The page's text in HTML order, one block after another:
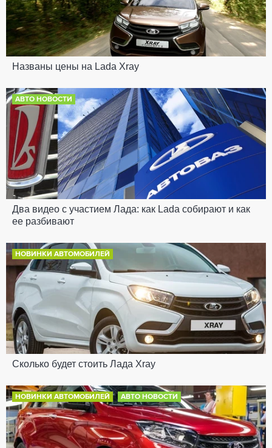
Названы цены на Lada Xray
АВТО НОВОСТИ
Два видео с участием Лада: как Lada собирают и как
ее разбивают
НОВИНКИ АВТОМОБИЛЕЙ
Сколько будет стоить Лада Xray
НОВИНКИ АВТОМОБИЛЕЙ АВТО НОВОСТИ